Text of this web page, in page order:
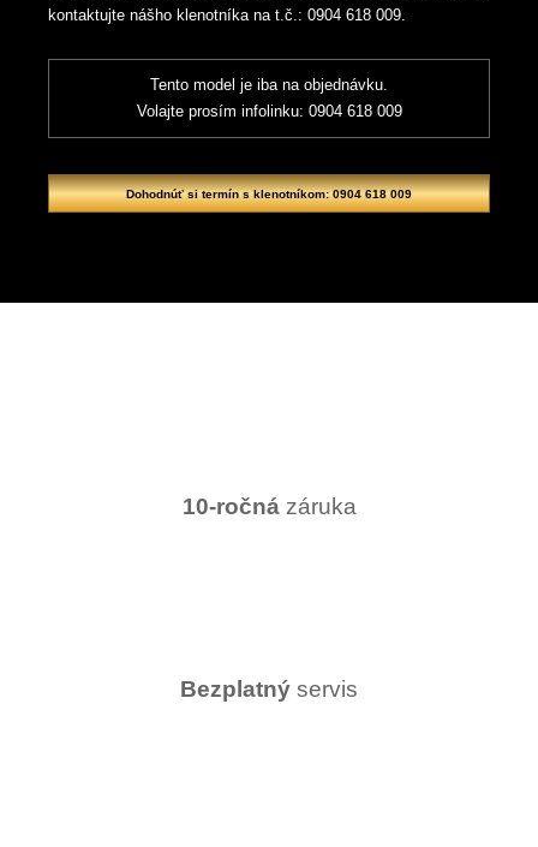
kontaktujte nášho klenotníka na t.č.: 0904 618 009.
Tento model je iba na objednávku.
Volajte prosím infolinku: 0904 618 009
Dohodnúť si termín s klenotníkom: 0904 618 009
10-ročnázáruka
Bezplatný servis